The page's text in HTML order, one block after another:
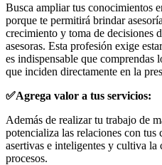
Busca ampliar tus conocimientos
porque te permitirá brindar
crecimiento y toma de decisiones
asesoras. Esta profesión exige
es indispensable que comprendas
que inciden directamente en la
✅Agrega valor a tus servicios:
Además de realizar tu trabajo de
potencializa las relaciones con tus
asertivas e inteligentes y cultiva la
procesos.